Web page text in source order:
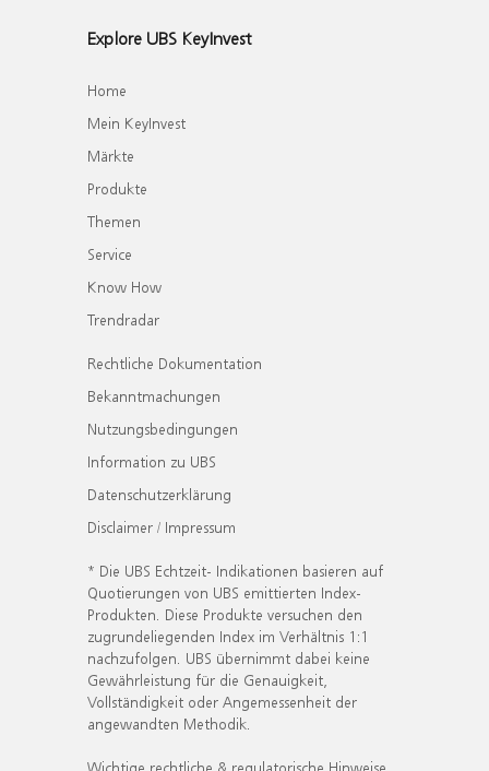
Explore UBS KeyInvest
Home
Mein KeyInvest
Märkte
Produkte
Themen
Service
Know How
Trendradar
Rechtliche Dokumentation
Bekanntmachungen
Nutzungsbedingungen
Information zu UBS
Datenschutzerklärung
Disclaimer / Impressum
* Die UBS Echtzeit- Indikationen basieren auf
Quotierungen von UBS emittierten Index-
Produkten. Diese Produkte versuchen den
zugrundeliegenden Index im Verhältnis 1:1
nachzufolgen. UBS übernimmt dabei keine
Gewährleistung für die Genauigkeit,
Vollständigkeit oder Angemessenheit der
angewandten Methodik.